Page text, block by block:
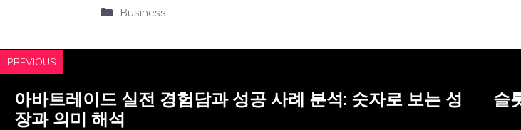
Categories
Business
PREVIOUS
아바트레이드 실전 경험담과 성공 사례 분석: 숫자로 보는 성
장과 의미 해석
슬